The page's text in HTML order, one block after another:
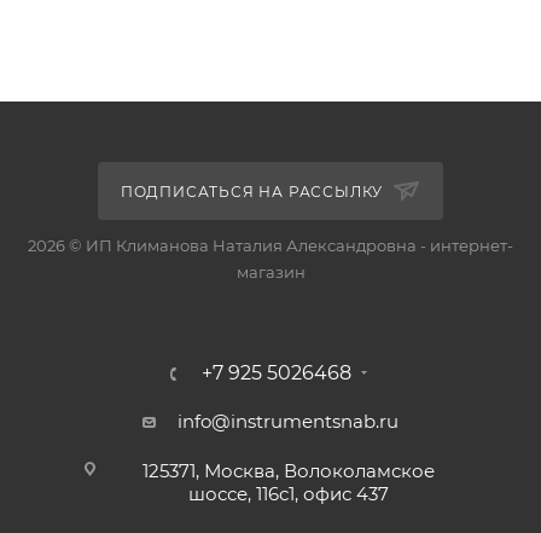
ПОДПИСАТЬСЯ НА РАССЫЛКУ
2026 © ИП Климанова Наталия Александровна - интернет-
магазин
+7 925 5026468
info@instrumentsnab.ru
125371, Москва, Волоколамское
шоссе, 116с1, офис 437